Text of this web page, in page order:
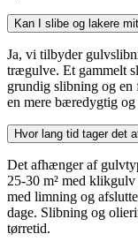
Kan I slibe og lakere
Ja, vi tilbyder
trægulve. Et gammelt
grundig slibning og
en mere bæredygtig
Hvor lang tid tager det
Det afhænger af
25-30 m² med
med limning og
dage. Slibning og
tørretid.